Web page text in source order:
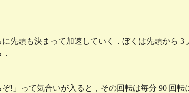
先頭も決まって加速していく．ぼくは先頭から 3
!」って気合いが入ると，その回転は毎分 90 回転